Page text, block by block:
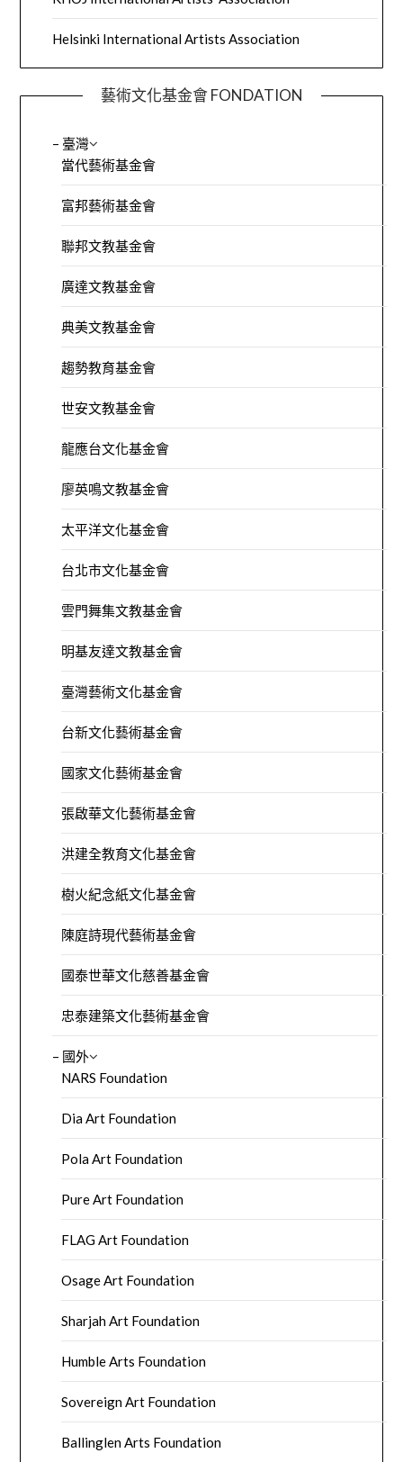
Helsinki International Artists Association
藝術文化基金會 FONDATION
– 臺灣
當代藝術基金會
富邦藝術基金會
聯邦文教基金會
廣達文教基金會
典美文教基金會
趨勢教育基金會
世安文教基金會
龍應台文化基金會
廖英鳴文教基金會
太平洋文化基金會
台北市文化基金會
雲門舞集文教基金會
明基友達文教基金會
臺灣藝術文化基金會
台新文化藝術基金會
國家文化藝術基金會
張啟華文化藝術基金會
洪建全教育文化基金會
樹火紀念紙文化基金會
陳庭詩現代藝術基金會
國泰世華文化慈善基金會
忠泰建築文化藝術基金會
– 國外
NARS Foundation
Dia Art Foundation
Pola Art Foundation
Pure Art Foundation
FLAG Art Foundation
Osage Art Foundation
Sharjah Art Foundation
Humble Arts Foundation
Sovereign Art Foundation
Ballinglen Arts Foundation